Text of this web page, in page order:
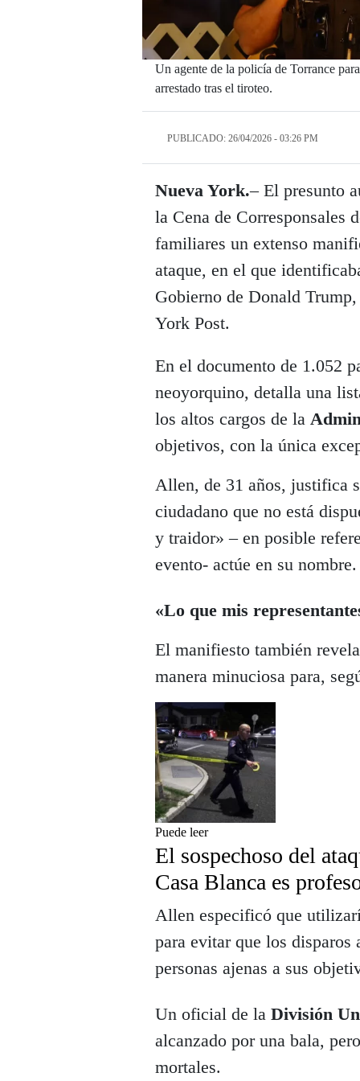
Un agente de la policía de Torrance
arrestado tras el tiroteo.
PUBLICADO: 26/04/2026 - 03:26 PM
Nueva York.– El presunto
la Cena de Corresponsales
familiares un extenso
ataque, en el que
Gobierno de Donald
York Post.
En el documento de 1.052
neoyorquino, detalla una
los altos cargos de la
objetivos, con la única
Allen, de 31 años, justifica
ciudadano que no está
y traidor» – en posible
evento- actúe en su nombre.
«Lo que mis
El manifiesto también
manera minuciosa para,
Puede leer
El sospechoso del
Casa Blanca es
Allen especificó que
para evitar que los disparos
personas ajenas a sus
Un oficial de la División
alcanzado por una bala,
mortales.